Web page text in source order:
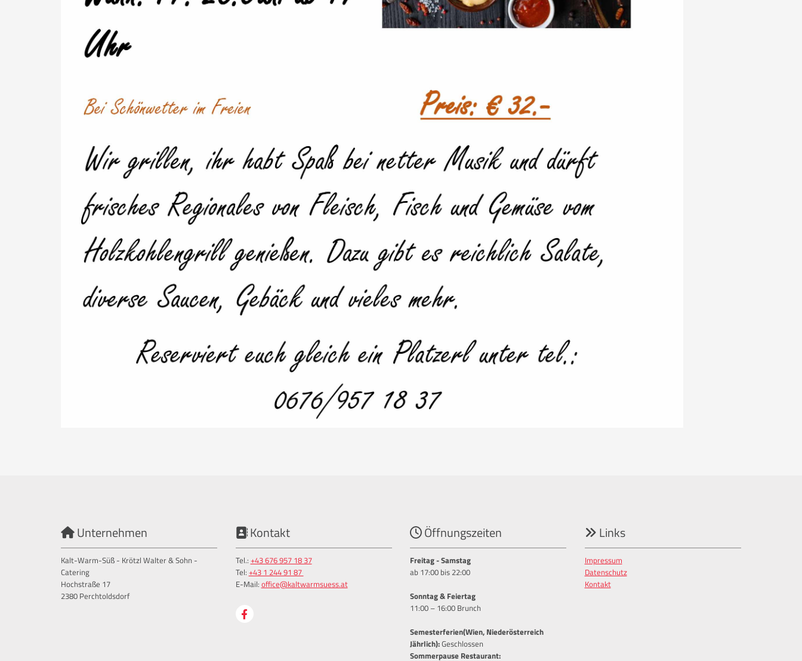
 Unternehmen
Kalt-Warm-Süß - Krötzl Walter & Sohn -
Catering
Hochstraße 17
2380 Perchtoldsdorf
Kontakt
Tel.: +43 676 957 18 37
Tel: +43 1 244 91 87
E-Mail: office@kaltwarmsuess.at
 Öffnungszeiten
Freitag - Samstag
ab 17:00 bis 22:00
Sonntag & Feiertag
11:00 – 16:00 Brunch
Semesterferien(Wien, Niederösterreich
Jährlich):Geschlossen
Sommerpause Restaurant:
 Links
Impressum
Datenschutz
Kontakt